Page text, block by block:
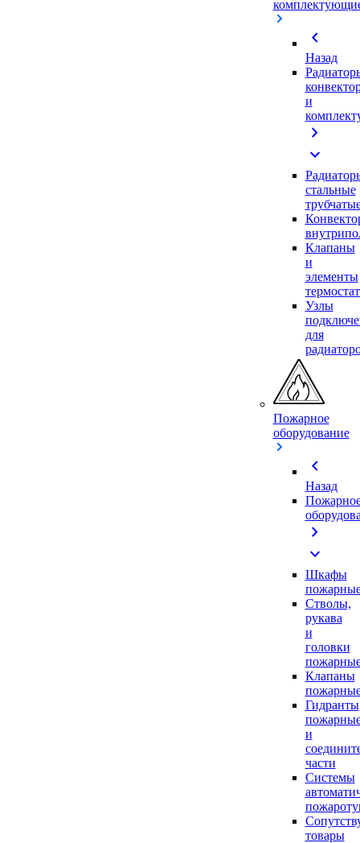
chevron_left
Назад
и
chevron_right
expand_more
стальные
Клапаны
и
элементы
Узлы
для
Пожарное
оборудование
chevron_left
Назад
chevron_right
expand_more
Шкафы
Стволы,
рукава
и
головки
Клапаны
Гидранты
и
части
Системы
товары